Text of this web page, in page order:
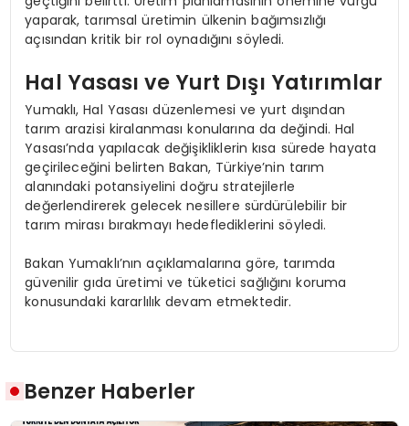
yaparak, tarımsal üretimin ülkenin bağımsızlığı
açısından kritik bir rol oynadığını söyledi.
Hal Yasası ve Yurt Dışı Yatırımlar
Yumaklı, Hal Yasası düzenlemesi ve yurt dışından
tarım arazisi kiralanması konularına da değindi. Hal
Yasası’nda yapılacak değişikliklerin kısa sürede hayata
geçirileceğini belirten Bakan, Türkiye’nin tarım
alanındaki potansiyelini doğru stratejilerle
değerlendirerek gelecek nesillere sürdürülebilir bir
tarım mirası bırakmayı hedeflediklerini söyledi.
Bakan Yumaklı’nın açıklamalarına göre, tarımda
güvenilir gıda üretimi ve tüketici sağlığını koruma
konusundaki kararlılık devam etmektedir.
Benzer Haberler